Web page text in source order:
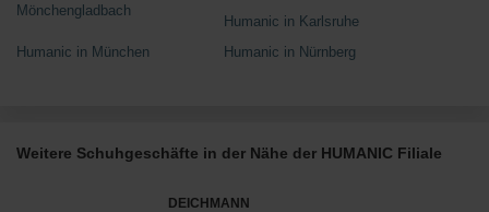
Mönchengladbach
Humanic in Karlsruhe
Humanic in München
Humanic in Nürnberg
Weitere Schuhgeschäfte in der Nähe der HUMANIC Filiale
DEICHMANN